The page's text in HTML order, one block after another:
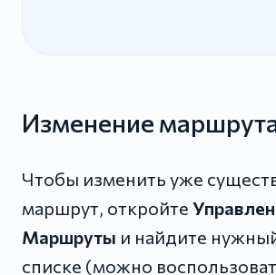
Изменение
Чтобы изменить уже
маршрут, откройте
Маршруты и найдите
списке (можно